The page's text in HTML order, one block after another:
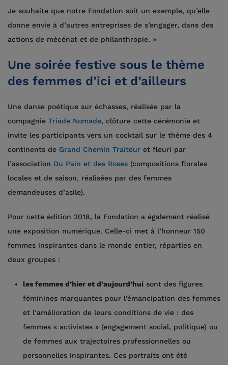
Je souhaite que notre Fondation soit un exemple, qu’elle
donne envie à d’autres entreprises de s’engager, dans des
actions de mécénat et de philanthropie. »
Une soirée festive sous le thème
des femmes d’ici et d’ailleurs
Une danse poétique sur échasses, réalisée par la
compagnie Triade Nomade, clôture cette cérémonie et
invite les participants vers un cocktail sur le thème des 4
continents de Grand Chemin Traiteur et fleuri par
l’association Du Pain et des Roses (compositions florales
locales et de saison, réalisées par des femmes
demandeuses d’asile).
Pour cette édition 2018, la Fondation a également réalisé
une exposition numérique. Celle-ci met à l’honneur 150
femmes inspirantes dans le monde entier, réparties en
deux groupes :
les femmes d’hier et d’aujourd’hui sont des figures
féminines marquantes pour l’émancipation des femmes
et l’amélioration de leurs conditions de vie : des
femmes « activistes » (engagement social, politique) ou
de femmes aux trajectoires professionnelles ou
personnelles inspirantes. Ces portraits ont été